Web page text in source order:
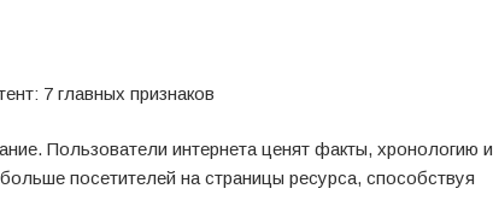
7 главных признаков
Пользователи интернета ценят факты, хронологию и
посетителей на страницы ресурса, способствуя